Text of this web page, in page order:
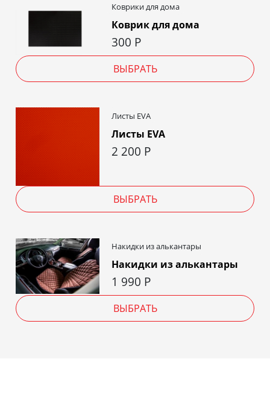
Коврики для дома
Коврик для дома
300 Р
ВЫБРАТЬ
Листы EVA
Листы EVA
2 200 Р
ВЫБРАТЬ
Накидки из алькантары
Накидки из алькантары
1 990 Р
ВЫБРАТЬ